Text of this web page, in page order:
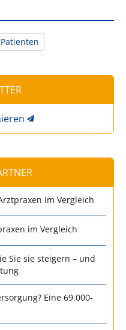
Patienten
im Vergleich
im Vergleich
Sie sie steigern – und
Eine 69.000-